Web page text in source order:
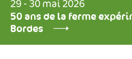
29 - 30 mai 2026
50 ans de la ferme
Bordes